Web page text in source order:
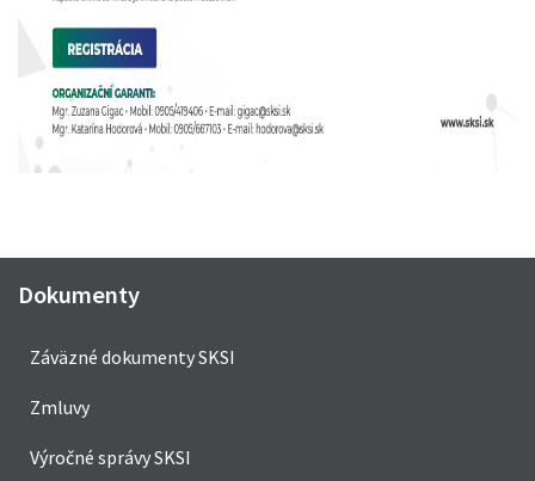
Dokumenty
Záväzné dokumenty SKSI
Zmluvy
Výročné správy SKSI